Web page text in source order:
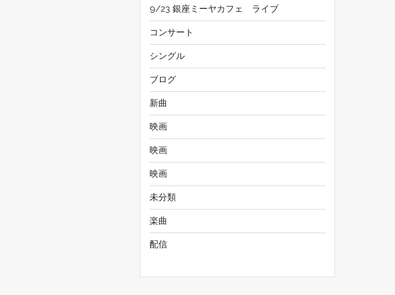
9/23 銀座ミーヤカフェ ライブ
コンサート
シングル
ブログ
新曲
映画
映画
映画
未分類
楽曲
配信